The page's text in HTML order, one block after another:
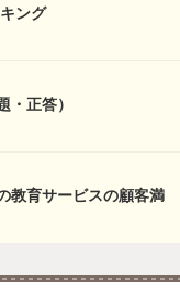
ング
・正答）
教育サービスの顧客満